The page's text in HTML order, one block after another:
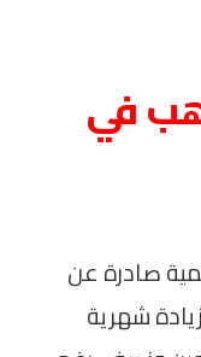
في
صادرة عن
شهرية